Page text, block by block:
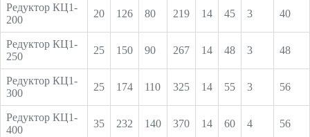
Редуктор КЦ1-
200
20 126 80 219 14 45 3 40
Редуктор КЦ1-
250
25 150 90 267 14 48 3 48
Редуктор КЦ1-
300
25 174 110 325 14 55 3 56
Редуктор КЦ1-
400
35 232 140 370 14 60 4 56